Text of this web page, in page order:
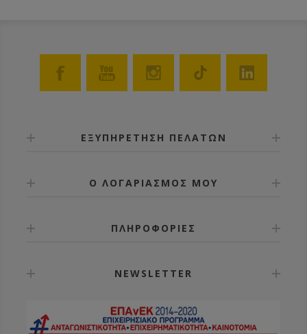
ΕΞΥΠΗΡΕΤΗΣΗ ΠΕΛΑΤΩΝ
Ο ΛΟΓΑΡΙΑΣΜΟΣ ΜΟΥ
ΠΛΗΡΟΦΟΡΙΕΣ
NEWSLETTER